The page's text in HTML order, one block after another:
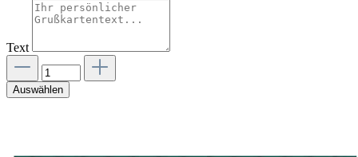
Text
Auswählen